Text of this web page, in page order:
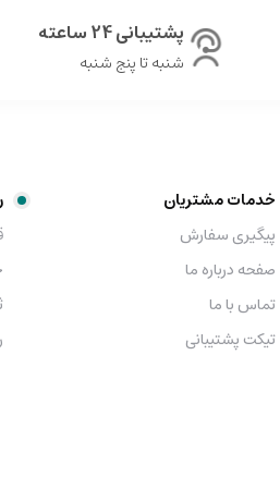
پشتیبانی 24 ساعته
شنبه تا پنج شنبه
خدمات مشتریان
پیگیری سفارش
صفحه درباره ما
تماس با ما
تیکت پشتیبانی